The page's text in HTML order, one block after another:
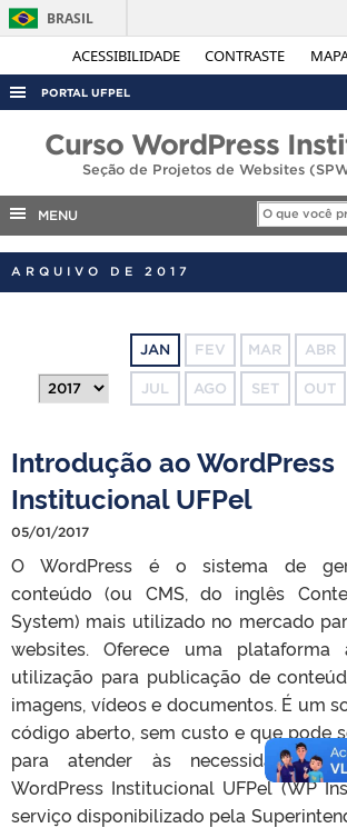
ACESSIBILIDADE CONTRASTE
BRASIL
Acesso
PORTAL UFPEL
AUDITORIA
PORTARIAS
Curso WordPress
Seção de Projetos de Websites
MENU
ARQUIVO DE 2017
JAN FEV MAR ABR
JUL AGO SET OUT
Introdução ao WordPress
Institucional UFPel
05/01/2017
O WordPress é o sistema de
conteúdo (ou CMS, do inglês
System) mais utilizado no mercado
websites. Oferece uma
utilização para publicação de
imagens, vídeos e documentos. É um
código aberto, sem custo e que pode
para atender às necessidades
WordPress Institucional UFPel (WP
serviço disponibilizado pela